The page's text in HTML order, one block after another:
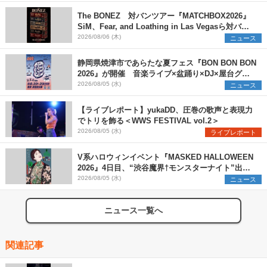
The BONEZ 対バンツアー『MATCHBOX2026』
SiM、Fear, and Loathing in Las Vegasら対バン
アーティストを一斉解禁
2026/08/06 (木) ニュース
静岡県焼津市であらたな夏フェス『BON BON BON
2026』が開催 音楽ライブ×盆踊り×DJ×屋台グル
メ×ランタンナイトで彩る2日間
2026/08/05 (水) ニュース
【ライブレポート】yukaDD、圧巻の歌声と表現力
でトリを飾る＜WWS FESTIVAL vol.2＞
2026/08/05 (水) ライブレポート
V系ハロウィンイベント『MASKED HALLOWEEN
2026』4日目、“渋谷魔界†モンスターナイト”出演6
組を発表
2026/08/05 (水) ニュース
ニュース一覧へ
関連記事